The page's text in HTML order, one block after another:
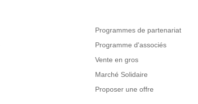
Programmes de partenariat
Programme d'associés
Vente en gros
Marché Solidaire
Proposer une offre